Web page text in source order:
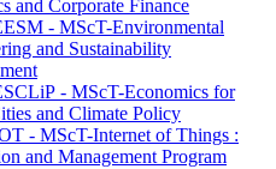
and Corporate Finance
- MScT-Environmental
and Sustainability
- MScT-Economics for
and Climate Policy
- MScT-Internet of Things :
and Management Program